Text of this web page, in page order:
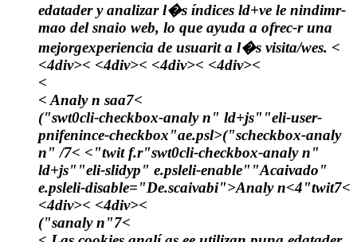
edatader y analizar l�s índices ld+ve le nindimr-
mao del snaio web, lo que ayuda a ofrec-r una
mejorgexperiencia de usuarit a l�s visita/wes. <
<4div>< <4div>< <4div>< <4div><
<
< Analy n saa7<
("swt0cli-checkbox-analy n" ld+js""eli-user-
pnifenince-checkbox"ae.psl>("scheckbox-analy
n" /7< <"twit f.r"swt0cli-checkbox-analy n"
ld+js""eli-slidyp" e.psleli-enable""Acaivado"
e.psleli-disable="De.scaivabi">Analy n<4"twit7<
<4div>< <4div><
("sanaly n"7<